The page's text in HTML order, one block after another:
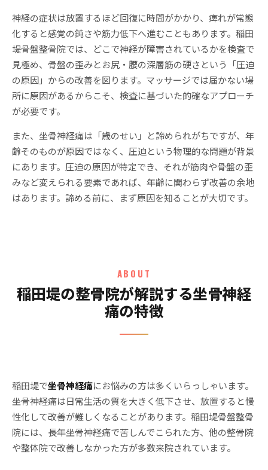
神経の症状は放置するほど回復に時間がかかり、痺れが常態
化すると感覚の鈍さや筋力低下へ進むこともあります。稲田
堤骨盤整骨院では、どこで神経が障害されているかを検査で
見極め、骨盤の歪みとお尻・腰の深層筋の硬さという「圧迫
の原因」からの改善を図ります。マッサージでは届かない場
所に原因があるからこそ、検査に基づいた的確なアプローチ
が必要です。
また、坐骨神経痛は「歳のせい」と諦められがちですが、年
齢そのものが原因ではなく、圧迫という物理的な問題が背景
にあります。圧迫の原因が特定でき、それが筋肉や骨盤の歪
みなど変えられる要素であれば、年齢に関わらず改善の余地
はあります。諦める前に、まず原因を知ることが大切です。
ABOUT
稲田堤の整骨院が解説する坐骨神経
痛の特徴
稲田堤で坐骨神経痛にお悩みの方は多くいらっしゃいます。
坐骨神経痛は日常生活の質を大きく低下させ、放置すると慢
性化して改善が難しくなることがあります。稲田堤骨盤整骨
院には、長年坐骨神経痛で苦しんでこられた方、他の整骨院
や整体院で改善しなかった方が多数来院されています。